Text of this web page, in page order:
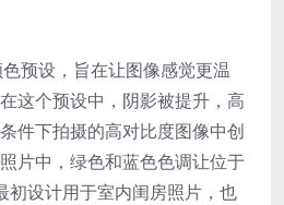
预设，旨在让图像感觉更温
这个预设中，阴影被提升，高
件下拍摄的高对比度图像中创
片中，绿色和蓝色色调让位于
设计用于室内闺房照片，也